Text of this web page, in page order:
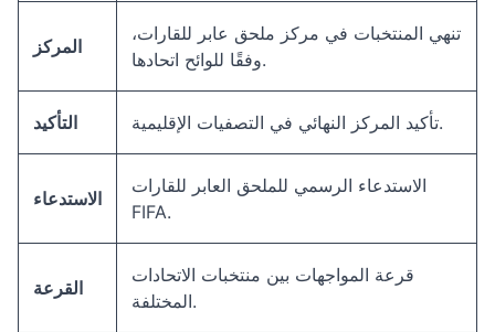
المركز
تنهي المنتخبات في مركز ملحق عابر للقارات،
وفقًا للوائح اتحادها.
التأكيد تأكيد المركز النهائي في التصفيات الإقليمية.
الاستدعاء
الاستدعاء الرسمي للملحق العابر للقارات
FIFA.
القرعة
قرعة المواجهات بين منتخبات الاتحادات
المختلفة.